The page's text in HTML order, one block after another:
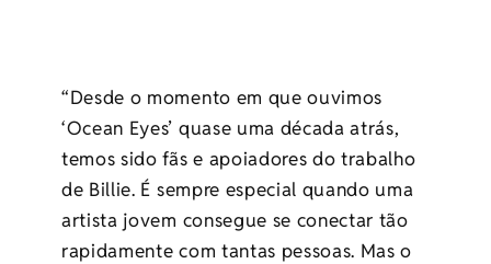
“Desde o momento em que ouvimos
‘Ocean Eyes’ quase uma década atrás,
temos sido fãs e apoiadores do trabalho
de Billie. É sempre especial quando uma
artista jovem consegue se conectar tão
rapidamente com tantas pessoas. Mas o